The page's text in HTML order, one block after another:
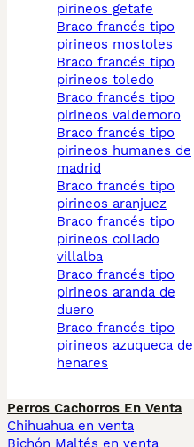
pirineos getafe
braco francés tipo
pirineos mostoles
braco francés tipo
pirineos toledo
braco francés tipo
pirineos valdemoro
braco francés tipo
pirineos humanes de
madrid
braco francés tipo
pirineos aranjuez
braco francés tipo
pirineos collado
villalba
braco francés tipo
pirineos aranda de
duero
braco francés tipo
pirineos azuqueca de
henares
Perros Cachorros En Venta
Chihuahua en venta
Bichón Maltés en venta